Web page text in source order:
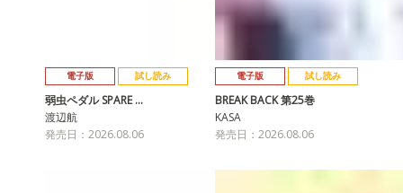
電子版 試し読み
弱虫ペダル SPARE …
渡辺航
発売日：2026.08.06
電子版 試し読み
BREAK BACK 第25巻
KASA
発売日：2026.08.06